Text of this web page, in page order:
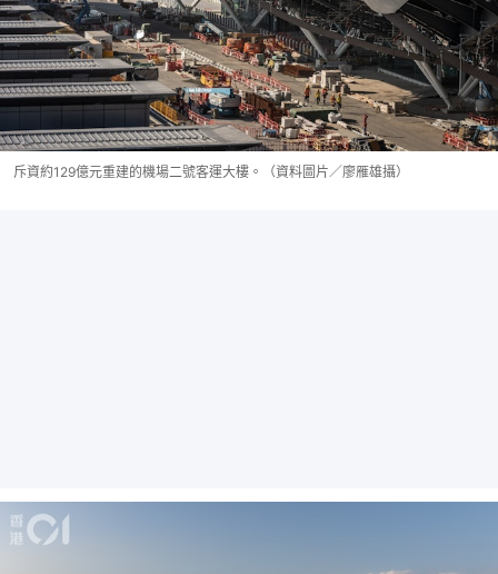
斥資約129億元重建的機場二號客運大樓。（資料圖片／廖雁雄攝）